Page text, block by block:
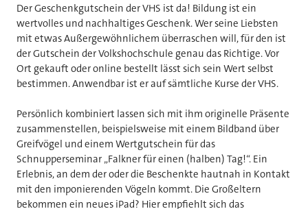
Der Geschenkgutschein der VHS ist da! Bildung ist ein
wertvolles und nachhaltiges Geschenk. Wer seine Liebsten
mit etwas Außergewöhnlichem überraschen will, für den ist
der Gutschein der Volkshochschule genau das Richtige. Vor
Ort gekauft oder online bestellt lässt sich sein Wert selbst
bestimmen. Anwendbar ist er auf sämtliche Kurse der VHS.
Persönlich kombiniert lassen sich mit ihm originelle Präsente
zusammenstellen, beispielsweise mit einem Bildband über
Greifvögel und einem Wertgutschein für das
Schnupperseminar „Falkner für einen (halben) Tag!“. Ein
Erlebnis, an dem der oder die Beschenkte hautnah in Kontakt
mit den imponierenden Vögeln kommt. Die Großeltern
bekommen ein neues iPad? Hier empfiehlt sich das